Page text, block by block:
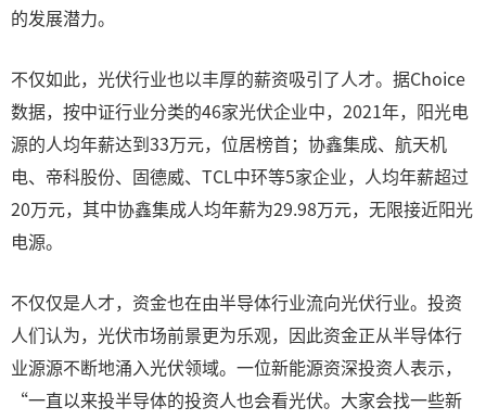
的发展潜力。
不仅如此，光伏行业也以丰厚的薪资吸引了人才。据Choice
数据，按中证行业分类的46家光伏企业中，2021年，阳光电
源的人均年薪达到33万元，位居榜首；协鑫集成、航天机
电、帝科股份、固德威、TCL中环等5家企业，人均年薪超过
20万元，其中协鑫集成人均年薪为29.98万元，无限接近阳光
电源。
不仅仅是人才，资金也在由半导体行业流向光伏行业。投资
人们认为，光伏市场前景更为乐观，因此资金正从半导体行
业源源不断地涌入光伏领域。一位新能源资深投资人表示，
“一直以来投半导体的投资人也会看光伏。大家会找一些新